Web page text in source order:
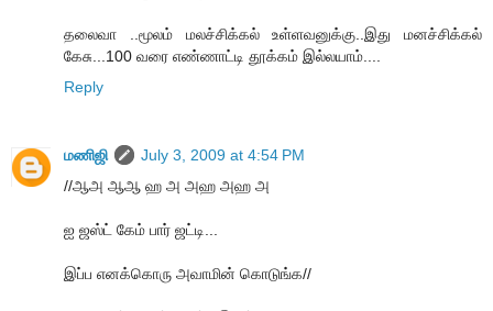
தலைவா ..மூலம் மலச்சிக்கல் உள்ளவனுக்கு..இது மனச்சிக்கல்
கேசு...100 வரை எண்ணாட்டி தூக்கம் இல்லயாம்....
Reply
மணிஜி
July 3, 2009 at 4:54 PM
//ஆஅ ஆஆ ஹ அ அஹ அஹ அ
ஐ ஜஸ்ட் கேம் பார் ஜட்டி...
இப்ப எனக்கொரு அவாமின் கொடுங்க//